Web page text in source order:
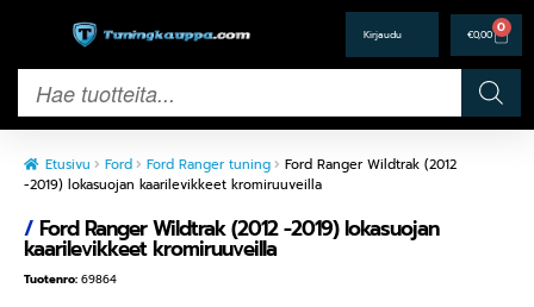
€0,00 0
Etusivu Ford Ford Ranger tuning
Ford Ranger Wildtrak (2012
-2019) lokasuojan kaarilevikkeet kromiruuveilla
/Ford Ranger Wildtrak (2012 -2019) lokasuojan
kaarilevikkeet kromiruuveilla
Tuotenro: 69864